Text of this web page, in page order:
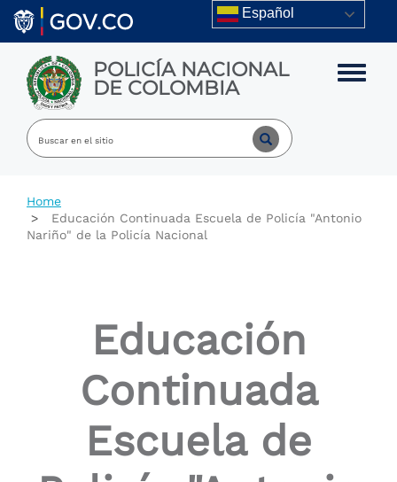
Skip to main content Español
POLICÍA NACIONAL
DE COLOMBIA Toggle
Home
Educación Continuada Escuela de Policía "Antonio
Nariño" de la Policía Nacional
Educación
Continuada
Escuela de